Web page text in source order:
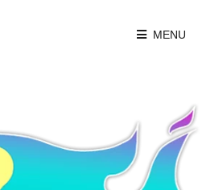
MENU